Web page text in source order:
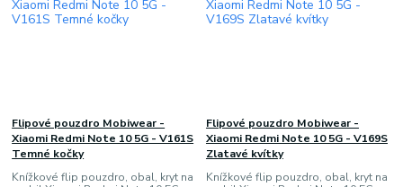
Flipové pouzdro Mobiwear -
Xiaomi Redmi Note 10 5G - V161S
Temné kočky
Knížkové flip pouzdro, obal, kryt na
Flipové pouzdro Mobiwear -
Xiaomi Redmi Note 10 5G - V169S
Zlatavé kvítky
Knížkové flip pouzdro, obal, kryt na